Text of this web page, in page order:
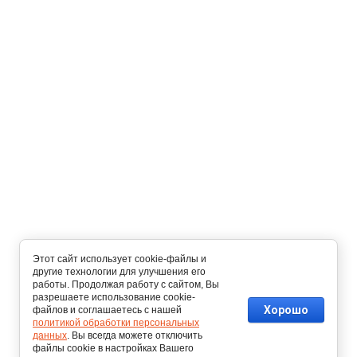
Этот сайт использует cookie-файлы и
другие технологии для улучшения его
работы. Продолжая работу с сайтом, Вы
разрешаете использование cookie-
файлов и соглашаетесь с нашей
политикой обработки персональных
данных. Вы всегда можете отключить
файлы cookie в настройках Вашего
Хорошо